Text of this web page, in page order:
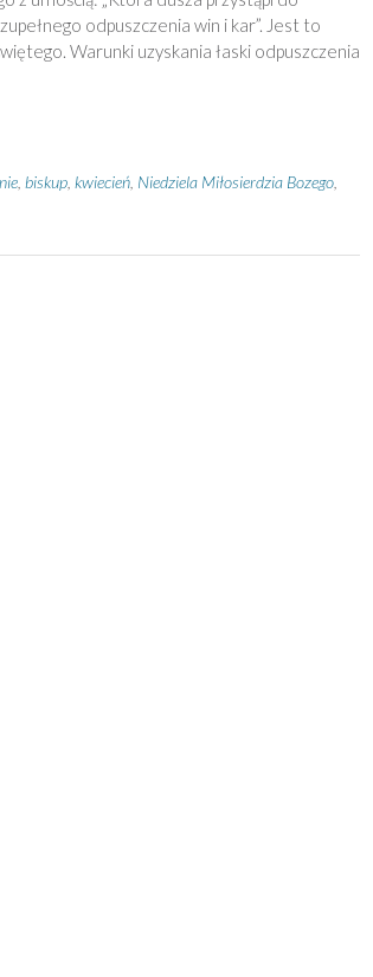
odpuszczenia win i kar”. Jest to
Warunki uzyskania łaski odpuszczenia
, biskup, kwiecień, Niedziela Miłosierdzia Bozego,